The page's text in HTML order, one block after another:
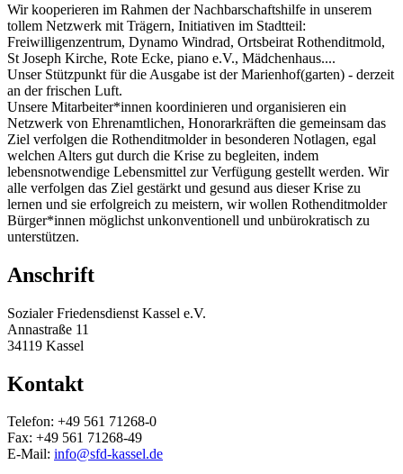
Wir kooperieren im Rahmen der Nachbarschaftshilfe in unserem
tollem Netzwerk mit Trägern, Initiativen im Stadtteil:
Freiwilligenzentrum, Dynamo Windrad, Ortsbeirat Rothenditmold,
St Joseph Kirche, Rote Ecke, piano e.V., Mädchenhaus....
Unser Stützpunkt für die Ausgabe ist der Marienhof(garten) - derzeit
an der frischen Luft.
Unsere Mitarbeiter*innen koordinieren und organisieren ein
Netzwerk von Ehrenamtlichen, Honorarkräften die gemeinsam das
Ziel verfolgen die Rothenditmolder in besonderen Notlagen, egal
welchen Alters gut durch die Krise zu begleiten, indem
lebensnotwendige Lebensmittel zur Verfügung gestellt werden. Wir
alle verfolgen das Ziel gestärkt und gesund aus dieser Krise zu
lernen und sie erfolgreich zu meistern, wir wollen Rothenditmolder
Bürger*innen möglichst unkonventionell und unbürokratisch zu
unterstützen.
Anschrift
Sozialer Friedensdienst Kassel e.V.
Annastraße 11
34119 Kassel
Kontakt
Telefon: +49 561 71268-0
Fax: +49 561 71268-49
E-Mail: info@sfd-kassel.de